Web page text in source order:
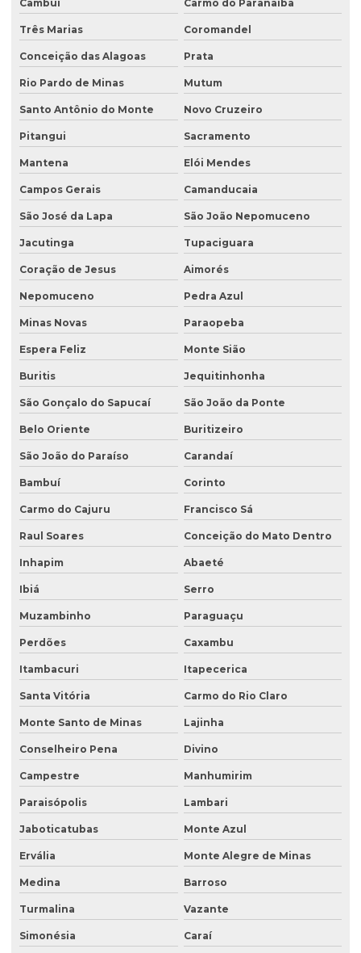
Licenciamento ambiental para empresas
Licenciamento ambiental de fábricas
Licenciamento ambiental industrial
Licenciamento ambiental para lava jatos
Licenciamento ambiental licença prévia
Licenciamento ambiental para loteamento
Licenciamento ambiental para loteamento urbano
Licenciamento ambiental para mineração
Licenciamento ambiental para movimentação de terra
Licenciamento ambiental de oficina mecânica
Licenciamento ambiental para postos de combustíveis
Licenciamento ambiental de rodovias
Licenciamento ambiental trifásico
Licenciamento ambiental em unidades de conservação
Licenciamento ambiental urbano
Monitoramento de efluentes
Monitoramento de efluentes líquidos
Passivo ambiental investigação detalhada
Perfuração de poço de monitoramento
Plano de monitoramento de efluentes
Plano de recuperação de área degradada
Plano de recuperação de área degradada pela mineração
Poço de monitoramento
Poço de monitoramento afogado
Poço de monitoramento de água subterrânea
Poço de monitoramento ambiental
Poço de monitoramento de lençol freático
Poço de monitoramento multinível
Poço de monitoramento posto de combustível
Programa de monitoramento de efluentes líquidos
Cambuí Carmo do Paranaíba
Três Marias Coromandel
Conceição das Alagoas Prata
Rio Pardo de Minas Mutum
Santo Antônio do Monte Novo Cruzeiro
Pitangui Sacramento
Mantena Elói Mendes
Campos Gerais Camanducaia
São José da Lapa São João Nepomuceno
Jacutinga Tupaciguara
Coração de Jesus Aimorés
Nepomuceno Pedra Azul
Minas Novas Paraopeba
Espera Feliz Monte Sião
Buritis Jequitinhonha
São Gonçalo do Sapucaí São João da Ponte
Belo Oriente Buritizeiro
São João do Paraíso Carandaí
Bambuí Corinto
Carmo do Cajuru Francisco Sá
Raul Soares Conceição do Mato Dentro
Inhapim Abaeté
Ibiá Serro
Muzambinho Paraguaçu
Perdões Caxambu
Itambacuri Itapecerica
Santa Vitória Carmo do Rio Claro
Monte Santo de Minas Lajinha
Conselheiro Pena Divino
Campestre Manhumirim
Paraisópolis Lambari
Jaboticatubas Monte Azul
Ervália Monte Alegre de Minas
Medina Barroso
Turmalina Vazante
Simonésia Caraí